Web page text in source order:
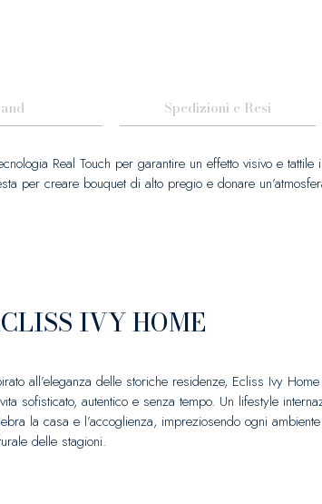
Spedizioni e Resi
Real Touch per garantire un effetto visivo e
per creare bouquet di alto pregio e donare
IVY HOME
all’eleganza delle storiche residenze, Ecliss Ivy
sofisticato, autentico e senza tempo. Un lifestyle
la casa e l’accoglienza, impreziosendo ogni
delle stagioni.